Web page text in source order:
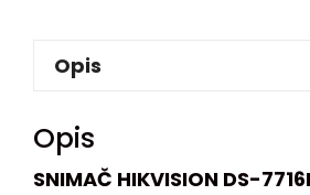
Opis
Opis
SNIMAČ HIKVISION DS-